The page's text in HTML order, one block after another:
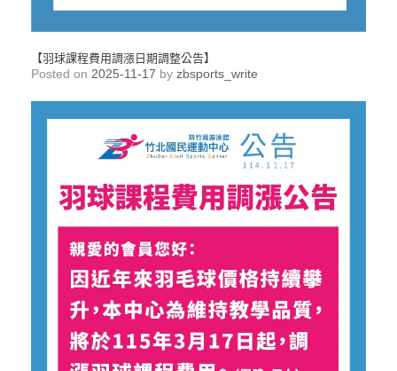
【羽球課程費用調漲日期調整公告】
Posted on 2025-11-17 by zbsports_write